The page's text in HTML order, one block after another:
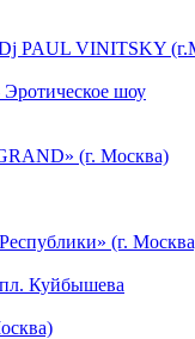
PAUL VINITSKY
шоу
(г. Москва)
(г.
Куйбышева